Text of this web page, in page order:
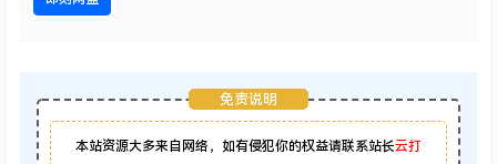
免责说明
本站资源大多来自网络，如有侵犯你的权益请联系站长云打